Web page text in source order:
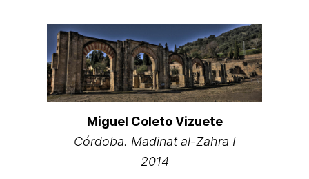
Miguel Coleto Vizuete
Córdoba. Madinat al-Zahra I
2014